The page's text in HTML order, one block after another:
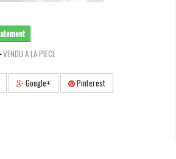
VENDU A LA PIECE
Google+ Pinterest